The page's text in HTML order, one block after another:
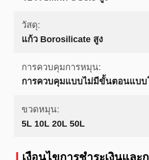
วัสดุ:
แก้ว Borosilicate สูง
การควบคุมการหมุน:
การควบคุมแบบไม่มีขั้นตอนแบบ
ขวดหมุน:
5L 10L 20L 50L
เงื่อนไขการชําระเงินและ